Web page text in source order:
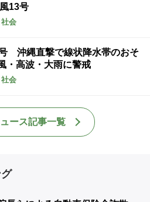
13号
社会
沖縄直撃で線状降水帯のおそ
高波・大雨に警戒
社会
ース記事一覧